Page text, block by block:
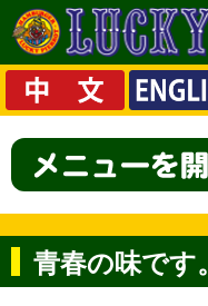
青春の味です。